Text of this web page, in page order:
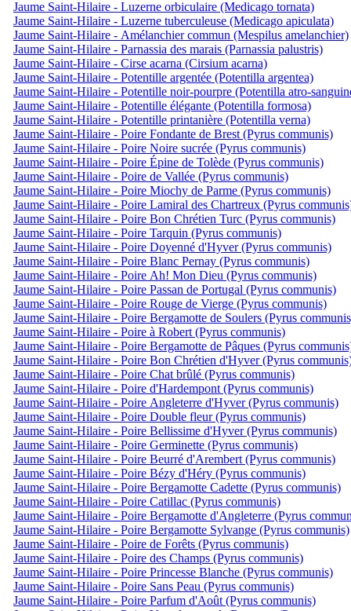
Jaume Saint-Hilaire - Luzerne orbiculaire (Medicago tornata)
Jaume Saint-Hilaire - Luzerne tuberculeuse (Medicago apiculata)
Jaume Saint-Hilaire - Amélanchier commun (Mespilus amelanchier)
Jaume Saint-Hilaire - Parnassia des marais (Parnassia palustris)
Jaume Saint-Hilaire - Cirse acarna (Cirsium acarna)
Jaume Saint-Hilaire - Potentille argentée (Potentilla argentea)
Jaume Saint-Hilaire - Potentille noir-pourpre (Potentilla atro-
Jaume Saint-Hilaire - Potentille élégante (Potentilla formosa)
Jaume Saint-Hilaire - Potentille printanière (Potentilla verna)
Jaume Saint-Hilaire - Poire Fondante de Brest (Pyrus communis)
Jaume Saint-Hilaire - Poire Noire sucrée (Pyrus communis)
Jaume Saint-Hilaire - Poire Épine de Tolède (Pyrus communis)
Jaume Saint-Hilaire - Poire de Vallée (Pyrus communis)
Jaume Saint-Hilaire - Poire Miochy de Parme (Pyrus communis)
Jaume Saint-Hilaire - Poire Lamiral des Chartreux (Pyrus
Jaume Saint-Hilaire - Poire Bon Chrétien Turc (Pyrus communis)
Jaume Saint-Hilaire - Poire Tarquin (Pyrus communis)
Jaume Saint-Hilaire - Poire Doyenné d'Hyver (Pyrus communis)
Jaume Saint-Hilaire - Poire Blanc Pernay (Pyrus communis)
Jaume Saint-Hilaire - Poire Ah! Mon Dieu (Pyrus communis)
Jaume Saint-Hilaire - Poire Passan de Portugal (Pyrus communis)
Jaume Saint-Hilaire - Poire Rouge de Vierge (Pyrus communis)
Jaume Saint-Hilaire - Poire Bergamotte de Soulers (Pyrus
Jaume Saint-Hilaire - Poire à Robert (Pyrus communis)
Jaume Saint-Hilaire - Poire Bergamotte de Pâques (Pyrus
Jaume Saint-Hilaire - Poire Bon Chrétien d'Hyver (Pyrus
Jaume Saint-Hilaire - Poire Chat brûlé (Pyrus communis)
Jaume Saint-Hilaire - Poire d'Hardempont (Pyrus communis)
Jaume Saint-Hilaire - Poire Angleterre d'Hyver (Pyrus communis)
Jaume Saint-Hilaire - Poire Double fleur (Pyrus communis)
Jaume Saint-Hilaire - Poire Bellissime d'Hyver (Pyrus communis)
Jaume Saint-Hilaire - Poire Germinette (Pyrus communis)
Jaume Saint-Hilaire - Poire Beurré d'Arembert (Pyrus communis)
Jaume Saint-Hilaire - Poire Bézy d'Héry (Pyrus communis)
Jaume Saint-Hilaire - Poire Bergamotte Cadette (Pyrus communis)
Jaume Saint-Hilaire - Poire Catillac (Pyrus communis)
Jaume Saint-Hilaire - Poire Bergamotte d'Angleterre (Pyrus
Jaume Saint-Hilaire - Poire Bergamotte Sylvange (Pyrus communis)
Jaume Saint-Hilaire - Poire de Forêts (Pyrus communis)
Jaume Saint-Hilaire - Poire des Champs (Pyrus communis)
Jaume Saint-Hilaire - Poire Princesse Blanche (Pyrus communis)
Jaume Saint-Hilaire - Poire Sans Peau (Pyrus communis)
Jaume Saint-Hilaire - Poire Parfum d'Août (Pyrus communis)